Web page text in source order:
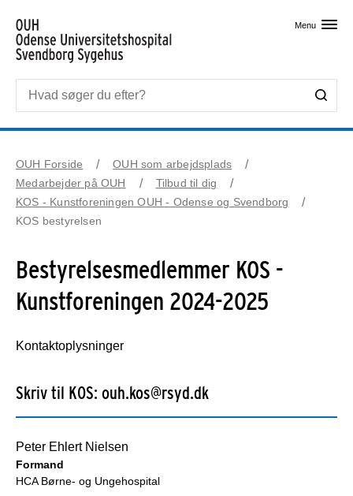
Menu
OUH Forside
OUH som arbejdsplads
Medarbejder på OUH
Tilbud til dig
KOS - Kunstforeningen OUH - Odense og Svendborg
KOS bestyrelsen
Bestyrelsesmedlemmer KOS -
Kunstforeningen 2024-2025
Kontaktoplysninger
Skriv til KOS: ouh.kos@rsyd.dk
Peter Ehlert Nielsen
Formand
HCA Børne- og Ungehospital